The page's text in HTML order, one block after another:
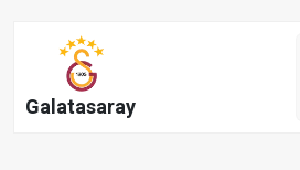
Galatasaray